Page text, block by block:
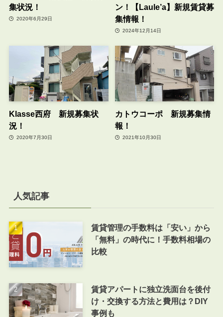
集状況！
2020年6月29日
ン！【Laule’a】新規賃貸募
集情報！
2024年12月14日
Klasse西府 新規募集状
況！
2020年7月30日
カトウコーポ 新規募集情
報！
2021年10月30日
人気記事
賃貸管理の手数料は「安い」から
「無料」の時代に！手数料相場の
比較
賃貸アパートに独立洗面台を後付
け・交換する方法と費用は？DIY
事例も